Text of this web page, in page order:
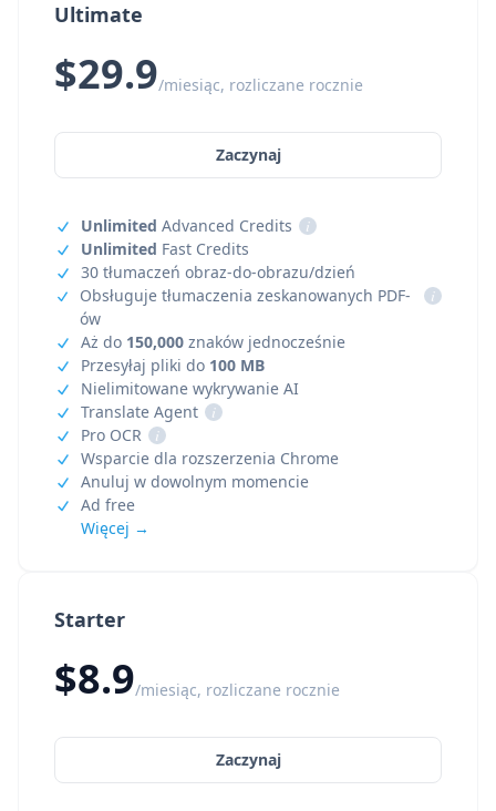
Starter
$8.9/miesiąc, rozliczane rocznie
Zaczynaj
Ultimate
$29.9/miesiąc, rozliczane rocznie
Zaczynaj
Unlimited Advanced Credits
i
Unlimited Fast Credits
30 tłumaczeń obraz-do-obrazu/dzień
Obsługuje tłumaczenia zeskanowanych PDF-
ów
i
Aż do 150,000 znaków jednocześnie
Przesyłaj pliki do 100 MB
Nielimitowane wykrywanie AI
Translate Agent
i
Pro OCR
i
Wsparcie dla rozszerzenia Chrome
Anuluj w dowolnym momencie
Ad free
Więcej →